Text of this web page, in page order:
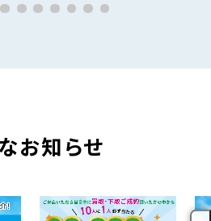
お知らせ